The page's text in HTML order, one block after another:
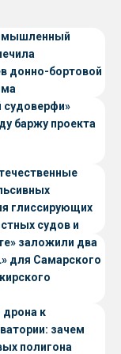
донно-бортовой
проекта CNF22
судоверфи»
баржу проекта
глиссирующих
судов и
заложили два
для Самарского
дрона к
зачем
полигона